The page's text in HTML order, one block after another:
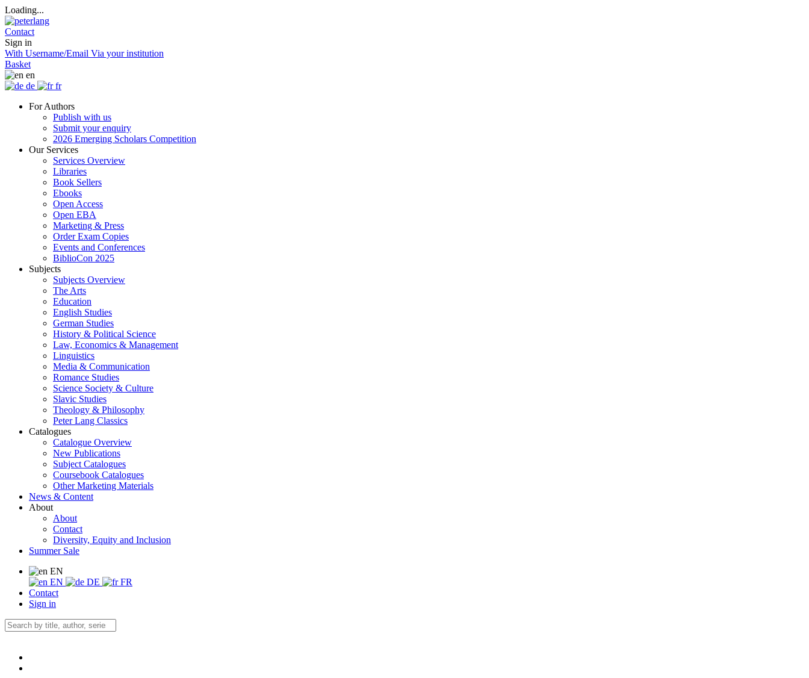
Loading...
Contact
Sign in
With Username/Email Via your institution
Basket
en
de
fr
For Authors
Publish with us
Submit your enquiry
2026 Emerging Scholars Competition
Our Services
Services Overview
Libraries
Book Sellers
Ebooks
Open Access
Open EBA
Marketing & Press
Order Exam Copies
Events and Conferences
BiblioCon 2025
Subjects
Subjects Overview
The Arts
Education
English Studies
German Studies
History & Political Science
Law, Economics & Management
Linguistics
Media & Communication
Romance Studies
Science Society & Culture
Slavic Studies
Theology & Philosophy
Peter Lang Classics
Catalogues
Catalogue Overview
New Publications
Subject Catalogues
Coursebook Catalogues
Other Marketing Materials
News & Content
About
About
Contact
Diversity, Equity and Inclusion
Summer Sale
EN
EN
DE
FR
Contact
Sign in